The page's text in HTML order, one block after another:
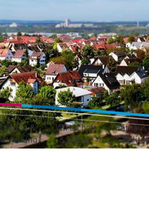
&
Wirtschaft
& Bauen
Rathaus
Politik